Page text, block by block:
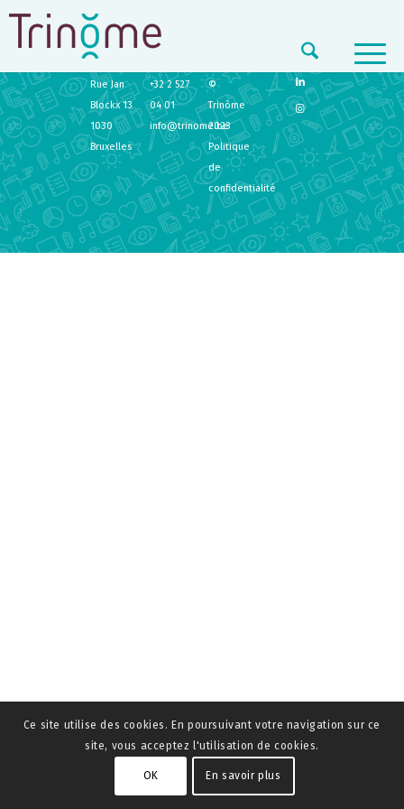
TRINÔME
Rue Jan
Blockx 13
1030
Bruxelles
+32 2 527
04 01
info@trinome.be
©
Trinôme
2023
Politique
de
confidentialité
Ce site utilise des cookies. En poursuivant votre navigation sur ce
site, vous acceptez l'utilisation de cookies.
OK En savoir plus